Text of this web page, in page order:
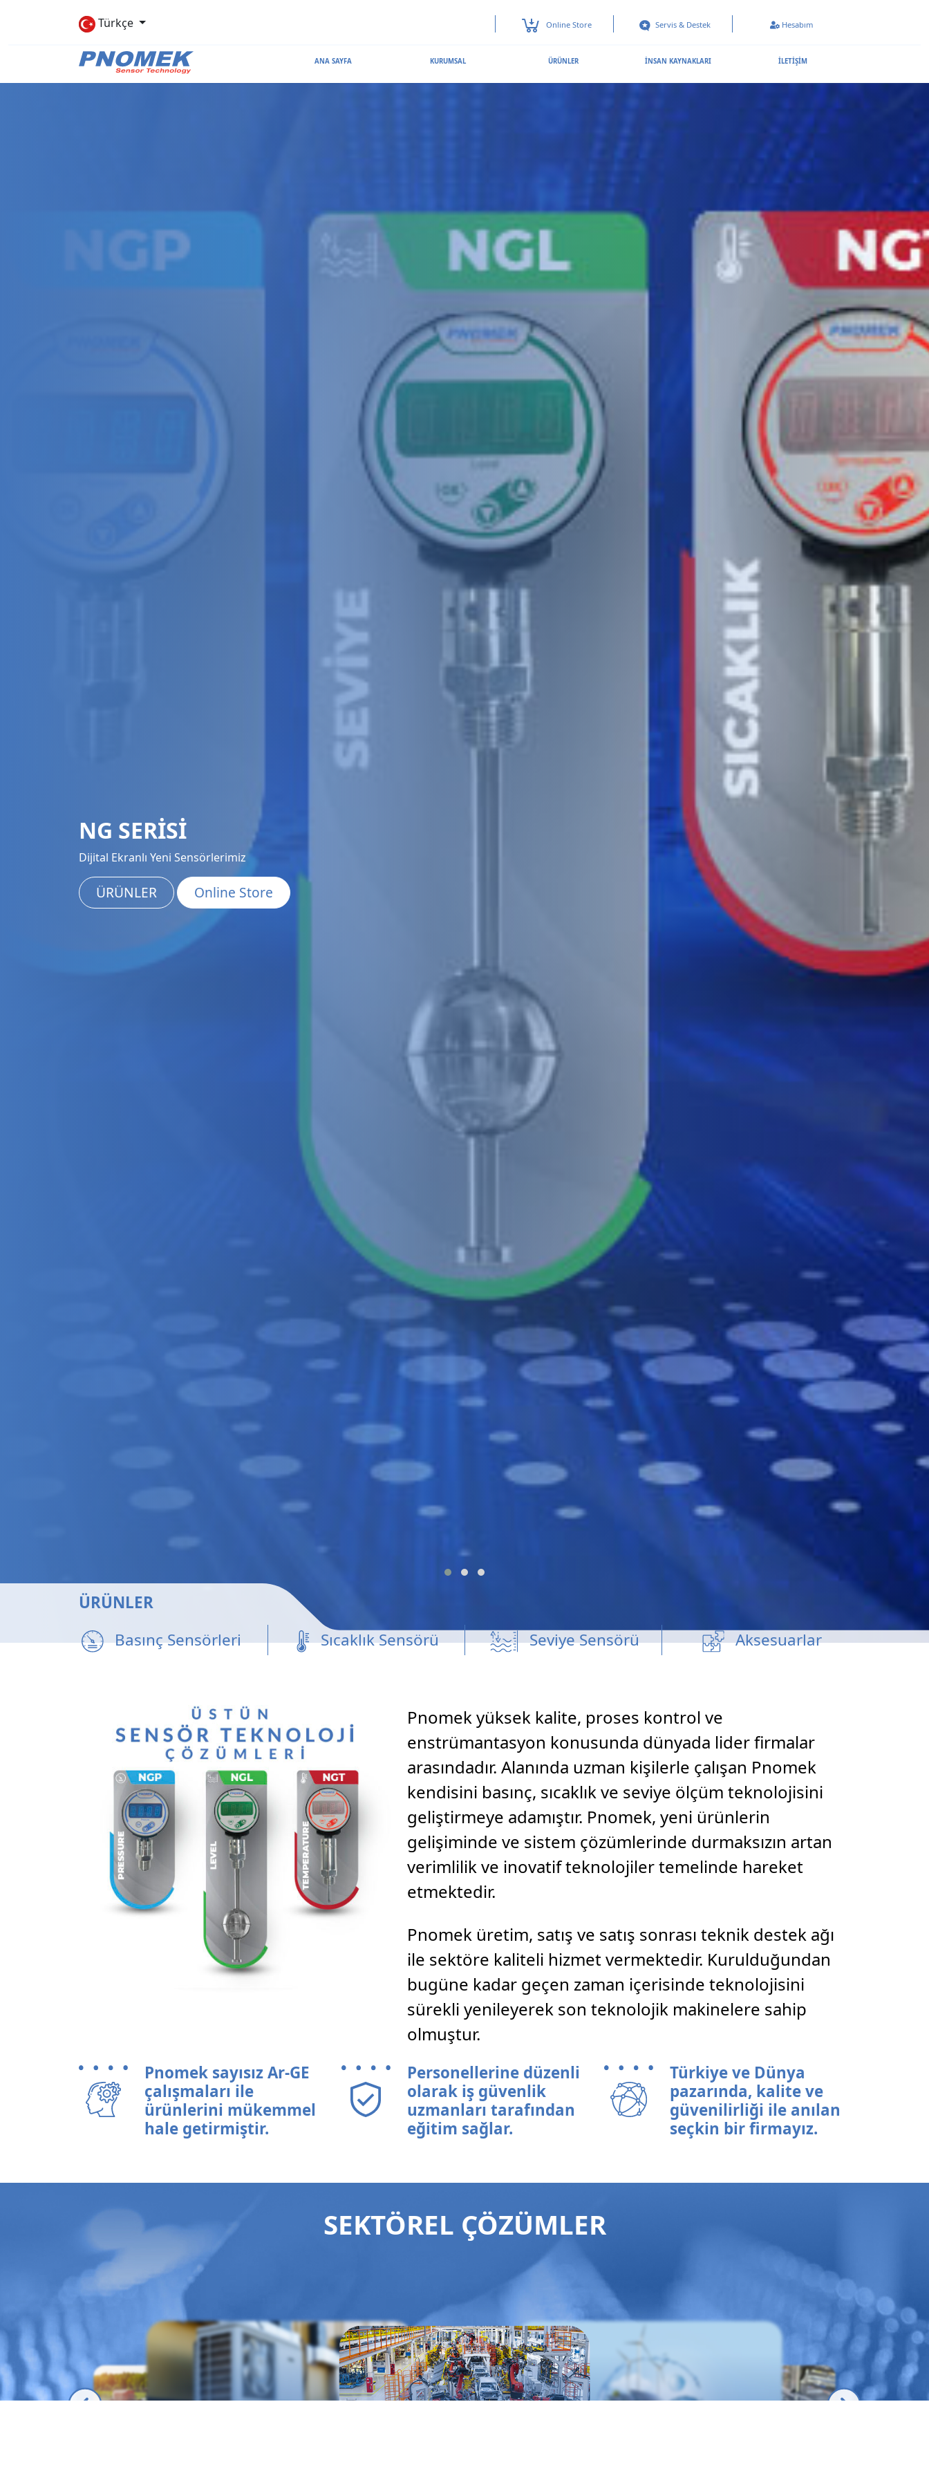
Türkçe Online Store Servis & Destek Hesabım
ANA SAYFA KURUMSAL ÜRÜNLER İNSAN KAYNAKLARI İLETİŞİM
NG SERİSİ
Dijital Ekranlı Yeni Sensörlerimiz
ÜRÜNLER Online Store
ÜRÜNLER
Basınç Sensörleri
Sıcaklık Sensörü Seviye Sensörü Aksesuarlar
Pnomek yüksek kalite, proses kontrol ve
enstrümantasyon konusunda dünyada lider firmalar
arasındadır. Alanında uzman kişilerle çalışan Pnomek
kendisini basınç, sıcaklık ve seviye ölçüm teknolojisini
geliştirmeye adamıştır. Pnomek, yeni ürünlerin
gelişiminde ve sistem çözümlerinde durmaksızın artan
verimlilik ve inovatif teknolojiler temelinde hareket
etmektedir.
Pnomek üretim, satış ve satış sonrası teknik destek ağı
ile sektöre kaliteli hizmet vermektedir. Kurulduğundan
bugüne kadar geçen zaman içerisinde teknolojisini
sürekli yenileyerek son teknolojik makinelere sahip
olmuştur.
Pnomek sayısız Ar-GE
çalışmaları ile
ürünlerini mükemmel
hale getirmiştir.
Personellerine düzenli
olarak iş güvenlik
uzmanları tarafından
eğitim sağlar.
Türkiye ve Dünya
pazarında, kalite ve
güvenilirliği ile anılan
seçkin bir firmayız.
SEKTÖREL ÇÖZÜMLER